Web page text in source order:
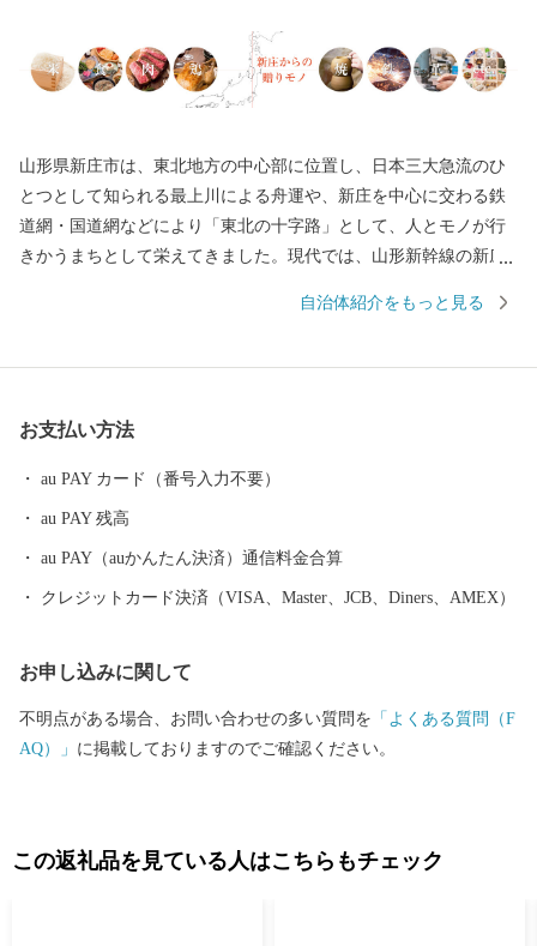
山形県新庄市は、東北地方の中心部に位置し、日本三大急流のひ
とつとして知られる最上川による舟運や、新庄を中心に交わる鉄
道網・国道網などにより「東北の十字路」として、人とモノが行
きかうまちとして栄えてきました。現代では、山形新幹線の新庄
たことや、近県を結ぶ高速自動車道の中心地として整備が進むな
た、歴史と文化に彩られたまちでもあります。 これまで培ってき
ができる『田園都市』を目指し、まちづくりを進めています。
新庄市はふるさと納税の基準に適合しているとして、総務大臣の
指定を受けています。指定期間内に新庄市にふるさと納税をする
はワンストップ特例申告書の提出を要します。 ▪指定期間 令和5
自治体紹介をもっと見る
お支払い方法
au PAY カード（番号入力不要）
au PAY 残高
au PAY（auかんたん決済）通信料金合算
クレジットカード決済（VISA、Master、JCB、Diners、AMEX）
お申し込みに関して
不明点がある場合、お問い合わせの多い質問を 「よくある質問（F
AQ）」 に掲載しておりますのでご確認ください。
この返礼品を見ている人はこちらもチェック